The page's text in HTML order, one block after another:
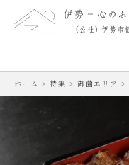
ホーム >特集 >御薗エリア >